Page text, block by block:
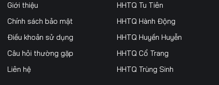
Tập 193 Tập 194 Tập 195
Tập 196 Tập 197 Tập 198
Giới thiệu
Chính sách bảo mật
Điều khoản sử dụng
Câu hỏi thường gặp
Liên hệ
HHTQ Tu Tiên
HHTQ Hành Động
HHTQ Huyền Huyễn
HHTQ Cổ Trang
HHTQ Trùng Sinh